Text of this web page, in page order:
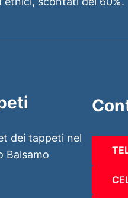
dei tappeti nel
Balsamo